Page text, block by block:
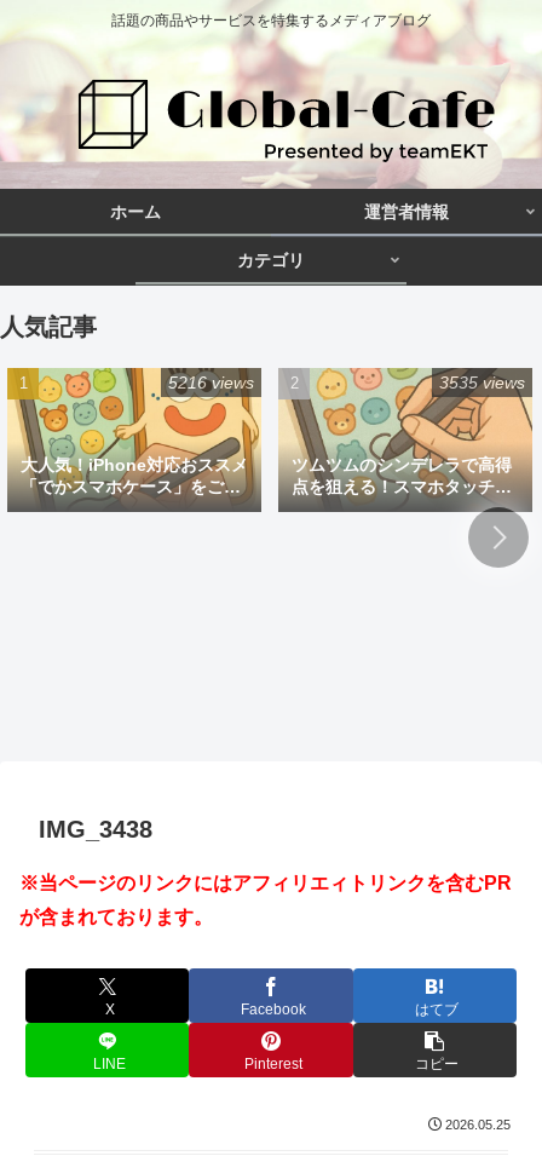
話題の商品やサービスを特集するメディアブログ
ホーム 運営者情報
カテゴリ
人気記事
大人気！iPhone対応おススメ
「でかスマホケース」をご紹
介
5216 views
ツムツムのシンデレラで高得
点を狙える！スマホタッチペ
ン
3535 views
IMG_3438
※当ページのリンクにはアフィリエィトリンクを含むPR
が含まれております。
X Facebook はてブ
LINE Pinterest コピー
2026.05.25